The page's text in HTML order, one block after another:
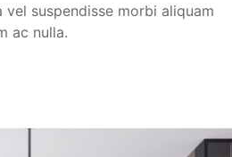
vel suspendisse morbi aliquam
ac nulla.